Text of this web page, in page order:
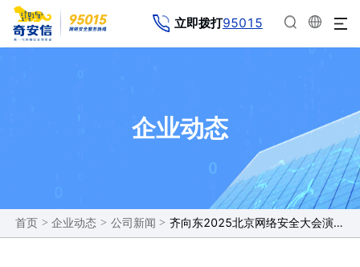
立即拨打95015
企业动态
首页 > 企业动态 > 公司新闻 > 齐向东2025北京网络安全大会演讲全文：安全突围 重塑内生安全体系